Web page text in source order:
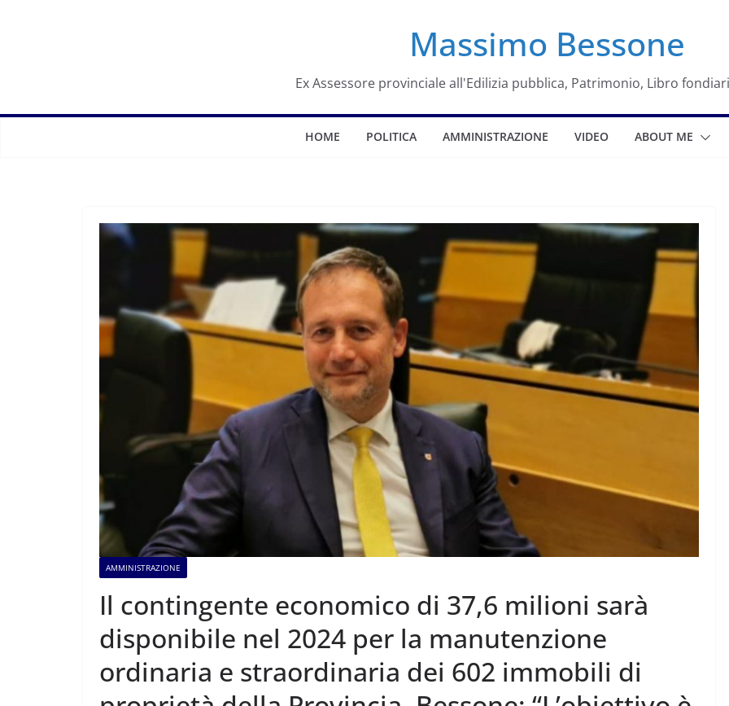
Massimo Bessone
Ex Assessore provinciale all'Edilizia pubblica, Patrimonio, Libro
HOME POLITICA AMMINISTRAZIONE VIDEO ABOUT ME
AMMINISTRAZIONE
Il contingente economico di 37,6 milioni sarà
disponibile nel 2024 per la manutenzione
ordinaria e straordinaria dei 602 immobili di